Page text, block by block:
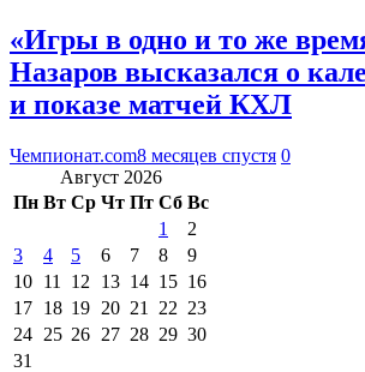
«Игры в одно и то же
Назаров высказался о
и показе матчей КХЛ
Чемпионат.com8 месяцев спустя 0
Август 2026
Пн Вт Ср Чт Пт Сб Вс
1
2
3
4 5 6 7 8
9
10 11 12 13 14 15 16
17 18 19 20 21 22 23
24 25 26 27 28 29 30
31